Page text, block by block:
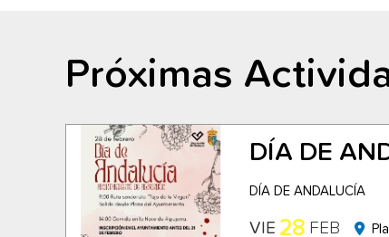
Próximas
DÍA DE
DÍA DE ANDALUCÍA
VIE 28 FEB